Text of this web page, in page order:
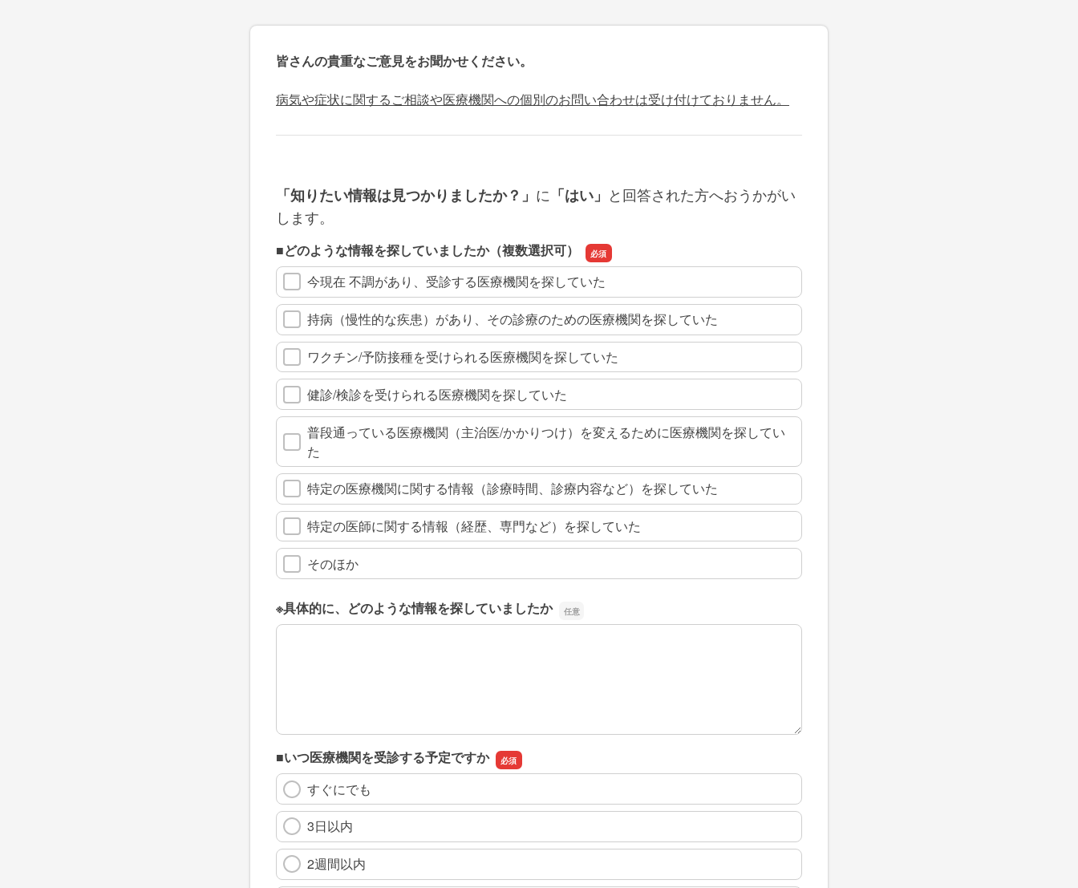
皆さんの貴重なご意見をお聞かせください。
病気や症状に関するご相談や医療機関への個別のお問い合わせは受け付けておりません。
「知りたい情報は見つかりましたか？」 に 「はい」 と回答された方へおうかがい
します。
■どのような情報を探していましたか（複数選択可）
今現在 不調があり、受診する医療機関を探していた
持病（慢性的な疾患）があり、その診療のための医療機関を探していた
ワクチン/予防接種を受けられる医療機関を探していた
健診/検診を受けられる医療機関を探していた
普段通っている医療機関（主治医/かかりつけ）を変えるために医療機関を探してい
た
特定の医療機関に関する情報（診療時間、診療内容など）を探していた
特定の医師に関する情報（経歴、専門など）を探していた
そのほか
※具体的に、どのような情報を探していましたか
※具体的に、どのような情報を探していましたか
■いつ医療機関を受診する予定ですか
すぐにでも
3日以内
2週間以内